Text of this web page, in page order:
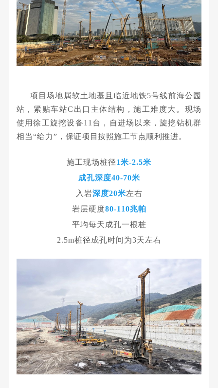
项目场地属软土地基且临近地铁5号线前海公园
站，紧贴车站C出口主体结构，施工难度大。现场
使用徐工旋挖设备11台，自进场以来，旋挖钻机群
相当“给力”， 保证项目按照施工节点顺利推进。
施工现场桩径1米-2.5米
成孔深度40-70米
入岩深度20米左右
岩层硬度80-110兆帕
平均每天成孔一根桩
2.5m桩径成孔时间为3天左右